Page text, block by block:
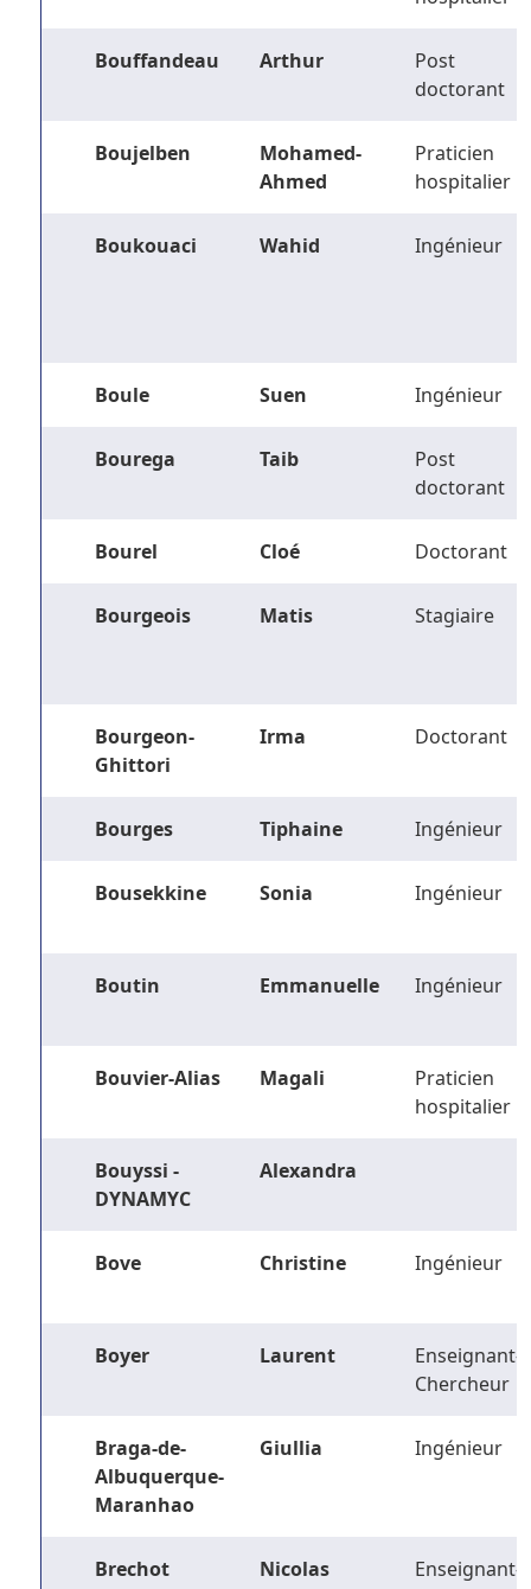
Bouffandeau Arthur
Post
doctorant
Boujelben
Mohamed-
Ahmed
Praticien
hospitalier
Boukouaci Wahid Ingénieur
Boule Suen Ingénieur
Bourega Taib
Post
doctorant
Bourel Cloé Doctorant
Bourgeois Matis Stagiaire
Bourgeon-
Ghittori
Irma Doctorant
Bourges Tiphaine Ingénieur
Bousekkine Sonia Ingénieur
Boutin Emmanuelle Ingénieur
Bouvier-Alias Magali
Praticien
hospitalier
Bouyssi -
DYNAMYC
Alexandra
Bove Christine Ingénieur
Boyer Laurent
Enseignant-
Chercheur
Braga-de-
Albuquerque-
Maranhao
Giullia Ingénieur
Brechot Nicolas
Enseignant-